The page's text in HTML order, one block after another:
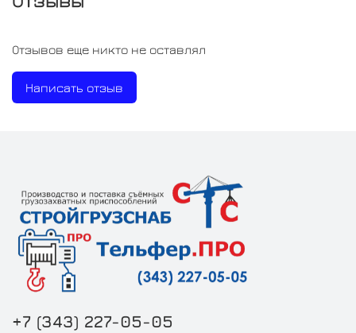
Отзывов еще никто не оставлял
Написать отзыв
+7 (343) 227-05-05